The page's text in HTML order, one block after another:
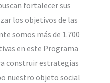
fortalecer sus
los objetivos de las
somos más de 1.700
en este Programa
construir estrategias
nuestro objeto social